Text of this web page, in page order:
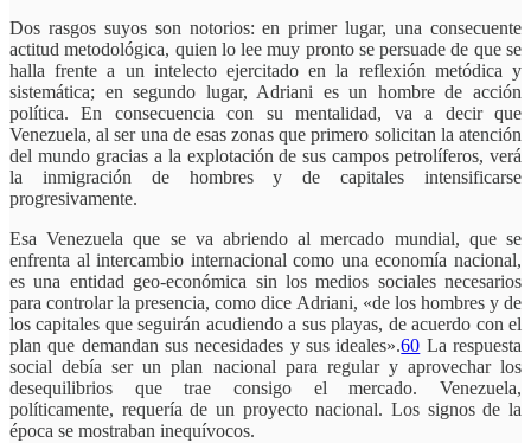
Dos rasgos suyos son notorios: en primer lugar, una consecuente
actitud metodológica, quien lo lee muy pronto se persuade de que se
halla frente a un intelecto ejercitado en la reflexión metódica y
sistemática; en segundo lugar, Adriani es un hombre de acción
política. En consecuencia con su mentalidad, va a decir que
Venezuela, al ser una de esas zonas que primero solicitan la atención
del mundo gracias a la explotación de sus campos petrolíferos, verá
la inmigración de hombres y de capitales intensificarse
progresivamente.
Esa Venezuela que se va abriendo al mercado mundial, que se
enfrenta al intercambio internacional como una economía nacional,
es una entidad geo-económica sin los medios sociales necesarios
para controlar la presencia, como dice Adriani, «de los hombres y de
los capitales que seguirán acudiendo a sus playas, de acuerdo con el
plan que demandan sus necesidades y sus ideales».60 La respuesta
social debía ser un plan nacional para regular y aprovechar los
desequilibrios que trae consigo el mercado. Venezuela,
políticamente, requería de un proyecto nacional. Los signos de la
época se mostraban inequívocos.